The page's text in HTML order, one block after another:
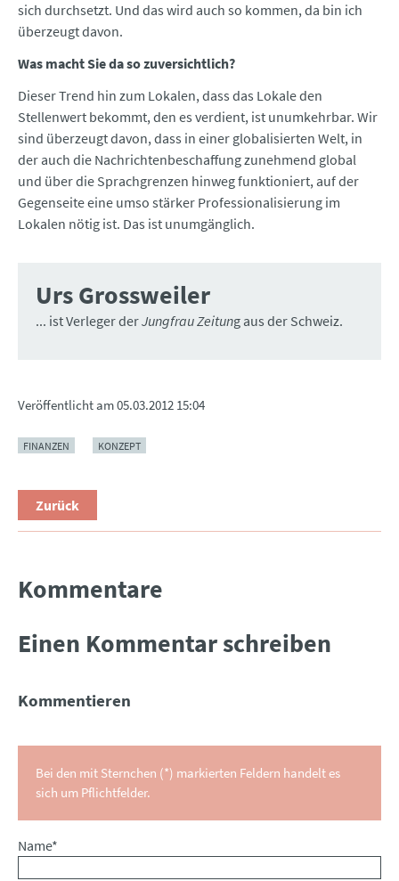
sich durchsetzt. Und das wird auch so kommen, da bin ich
überzeugt davon.
Was macht Sie da so zuversichtlich?
Dieser Trend hin zum Lokalen, dass das Lokale den
Stellenwert bekommt, den es verdient, ist unumkehrbar. Wir
sind überzeugt davon, dass in einer globalisierten Welt, in
der auch die Nachrichtenbeschaffung zunehmend global
und über die Sprachgrenzen hinweg funktioniert, auf der
Gegenseite eine umso stärker Professionalisierung im
Lokalen nötig ist. Das ist unumgänglich.
Urs Grossweiler
... ist Verleger derJungfrau Zeitung aus der Schweiz.
Veröffentlicht am05.03.2012 15:04
FINANZEN KONZEPT
Zurück
Kommentare
Einen Kommentar schreiben
Kommentieren
Bei den mit Sternchen (*) markierten Feldern handelt es
sich um Pflichtfelder.
Pflichtfeld
Name*